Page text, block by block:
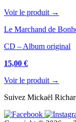
Voir le produit →
Le Marchand de
CD – Album original
15,00 €
Voir le produit →
Suivez Mickaël